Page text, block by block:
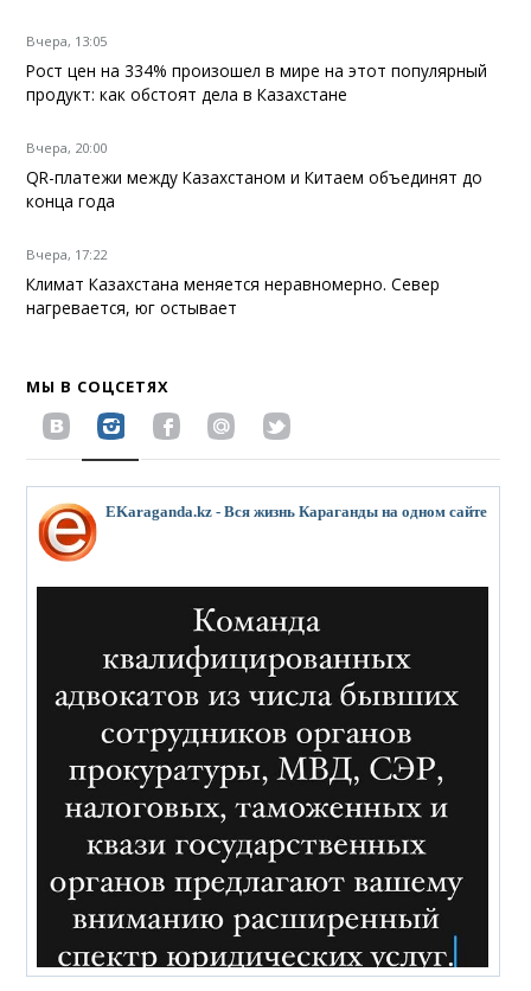
Вчера, 13:05
Рост цен на 334% произошел в мире на этот популярный
продукт: как обстоят дела в Казахстане
Вчера, 20:00
QR-платежи между Казахстаном и Китаем объединят до
конца года
Вчера, 17:22
Климат Казахстана меняется неравномерно. Север
нагревается, юг остывает
МЫ В СОЦСЕТЯХ
EKaraganda.kz - Вся жизнь Караганды на одном сайте